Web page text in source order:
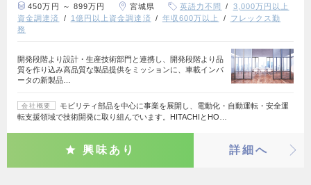
450万円 ～ 899万円 宮城県 英語力不問
3,000万円以上
資金調達済
1億円以上資金調達済 年収600万以上
フレックス勤
務
開発段階より設計・生産技術部門と連携し、開発段階より品
質を作り込み高品質な製品提供をミッションに、車載インバ
ータの新製品…
会社概要
モビリティ部品を中心に事業を展開し、電動化・自動運転・安全運
転支援領域で技術開発に取り組んでいます。HITACHIとHO…
興味あり 詳細へ